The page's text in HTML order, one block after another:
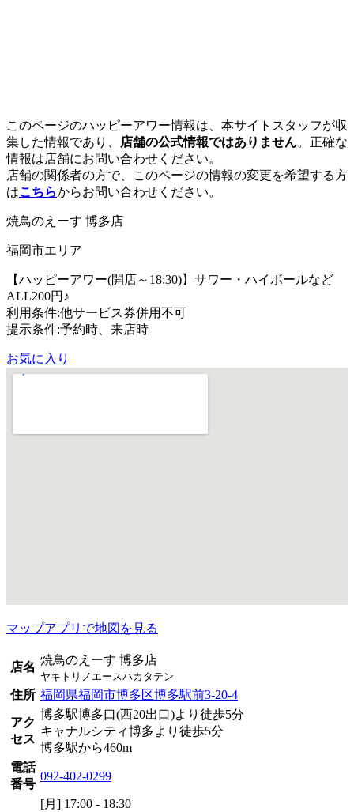
このページのハッピーアワー情報は、本サイトスタッフが収
集した情報であり、
店舗の公式情報ではありません。正確な
情報は店舗にお問い合わせください。
店舗の関係者の方で、このページの情報の変更を希望する方
はこちらからお問い合わせください。
焼鳥のえーす 博多店
福岡市エリア
【ハッピーアワー(開店～18:30)】サワー・ハイボールなど
ALL200円♪
利用条件:他サービス券併用不可
提示条件:予約時、来店時
お気に入り
マップアプリで地図を見る
店名
焼鳥のえーす 博多店
ヤキトリノエースハカタテン
住所 福岡県福岡市博多区博多駅前3-20-4
アク
セス
博多駅博多口(西20出口)より徒歩5分
キャナルシティ博多より徒歩5分
博多駅から460m
電話
番号
092-402-0299
[月] 17:00 - 18:30